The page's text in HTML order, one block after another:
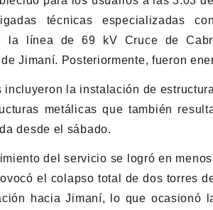
técnicas especializadas
la línea de 69 kV Cruce de
Jimaní. Posteriormente, fueron
incluyeron la instalación de
metálicas que también
desde el sábado.
del servicio se logró en
el colapso total de dos torres
hacia Jimaní, lo que ocasionó